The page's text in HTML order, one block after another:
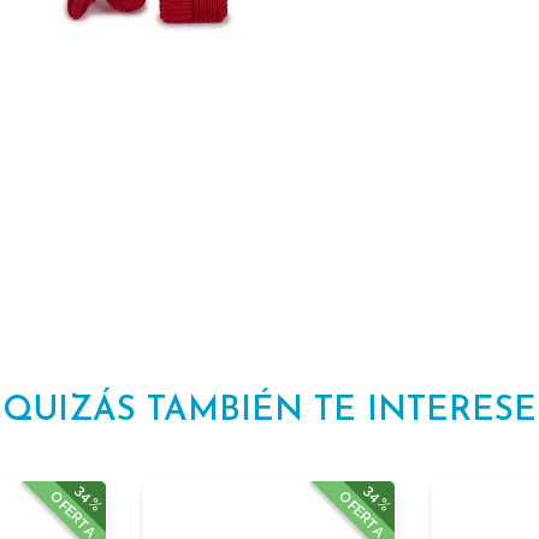
QUIZÁS TAMBIÉN TE INTERESE
34%
OFERTA 34%
OFERTA